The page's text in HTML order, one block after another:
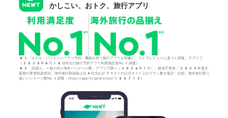
かしこい、おトク、旅行アプリ
*1「ホテル・パッケージツアー予約」機能を持つ旅行アプリを対象に、ストアレビューに基づく調査。アプリブ
（2025年6月18日時点の旅行予約アプリ利用満足度No.1調査）
*2「品揃え」＝個人向け海外パッケージ数。アプリブ調べ（2026年1月）。観光庁発表「2024年度主
要旅行業者取扱状況」海外旅行取扱額上位4社含む計7サイトの公式サイト上のプラン数を集計・比較。海外旅行取り
扱いパッケージ数No.1調査：https://app-liv.jp/articles/155712/